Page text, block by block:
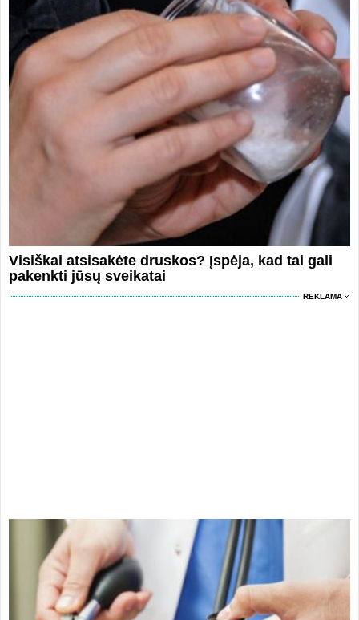
Visiškai atsisakėte druskos? Įspėja, kad tai gali
pakenkti jūsų sveikatai
REKLAMA